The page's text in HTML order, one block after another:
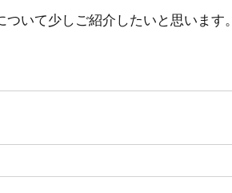
いて少しご紹介したいと思います。